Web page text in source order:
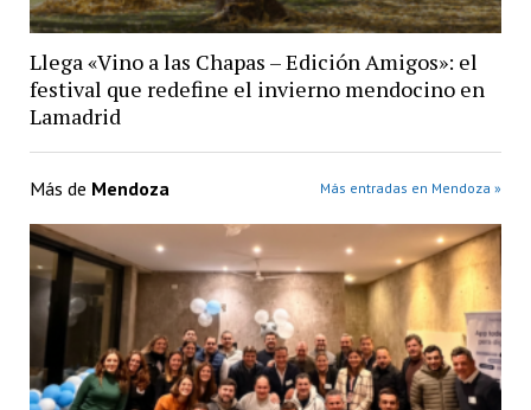
Llega «Vino a las Chapas – Edición Amigos»: el
festival que redefine el invierno mendocino en
Lamadrid
Más de Mendoza Más entradas en Mendoza »